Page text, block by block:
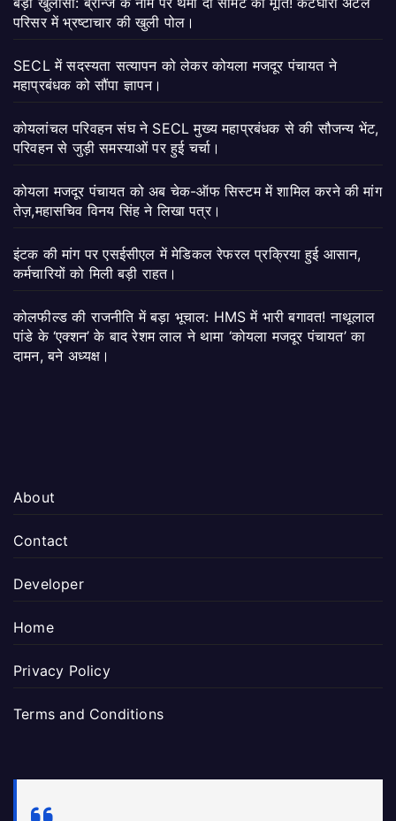
परिसर में भ्रष्टाचार की खुली पोल।
SECL में सदस्यता सत्यापन को लेकर कोयला मजदूर पंचायत ने
महाप्रबंधक को सौंपा ज्ञापन।
कोयलांचल परिवहन संघ ने SECL मुख्य महाप्रबंधक से की सौजन्य भेंट,
परिवहन से जुड़ी समस्याओं पर हुई चर्चा।
कोयला मजदूर पंचायत को अब चेक-ऑफ सिस्टम में शामिल करने की मांग
तेज़,महासचिव विनय सिंह ने लिखा पत्र।
इंटक की मांग पर एसईसीएल में मेडिकल रेफरल प्रक्रिया हुई आसान,
कर्मचारियों को मिली बड़ी राहत।
कोलफील्ड की राजनीति में बड़ा भूचाल: HMS में भारी बगावत! नाथूलाल
पांडे के ‘एक्शन’ के बाद रेशम लाल ने थामा ‘कोयला मजदूर पंचायत’ का
दामन, बने अध्यक्ष।
About
Contact
Developer
Home
Privacy Policy
Terms and Conditions